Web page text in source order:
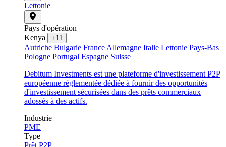
Lettonie
Pays d'opération
Kenya
+11
Autriche Bulgarie France Allemagne Italie Lettonie Pays-Bas
Pologne Portugal Espagne Suisse
Debitum Investments est une plateforme d'investissement P2P
européenne réglementée dédiée à fournir des opportunités
d'investissement sécurisées dans des prêts commerciaux
adossés à des actifs.
Industrie
PME
Type
Prêt P2P